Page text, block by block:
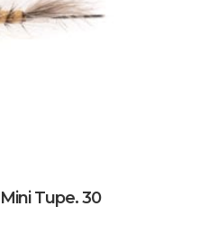
WarenkorbTupe. 30